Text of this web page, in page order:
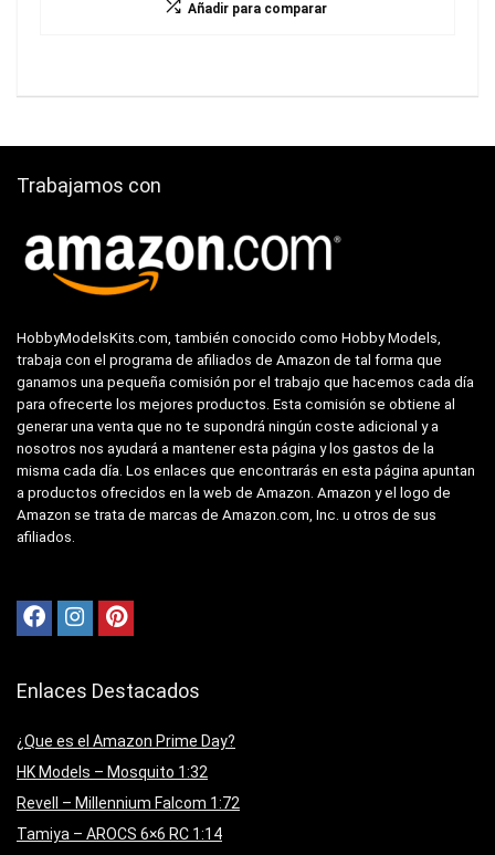
Añadir para comparar
Trabajamos con
HobbyModelsKits.com, también conocido como Hobby Models,
trabaja con el programa de afiliados de Amazon de tal forma que
ganamos una pequeña comisión por el trabajo que hacemos cada día
para ofrecerte los mejores productos. Esta comisión se obtiene al
generar una venta que no te supondrá ningún coste adicional y a
nosotros nos ayudará a mantener esta página y los gastos de la
misma cada día. Los enlaces que encontrarás en esta página apuntan
a productos ofrecidos en la web de Amazon. Amazon y el logo de
Amazon se trata de marcas de Amazon.com, Inc. u otros de sus
afiliados.
Enlaces Destacados
¿Que es el Amazon Prime Day?
HK Models – Mosquito 1:32
Revell – Millennium Falcom 1:72
Tamiya – AROCS 6×6 RC 1:14